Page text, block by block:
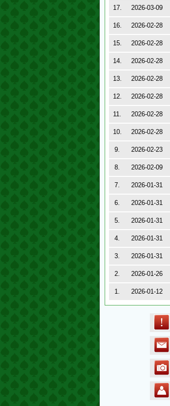
17. 2026-03-09
16. 2026-02-28
15. 2026-02-28
14. 2026-02-28
13. 2026-02-28
12. 2026-02-28
11. 2026-02-28
10. 2026-02-28
9. 2026-02-23
8. 2026-02-09
7. 2026-01-31
6. 2026-01-31
5. 2026-01-31
4. 2026-01-31
3. 2026-01-31
2. 2026-01-26
1. 2026-01-12